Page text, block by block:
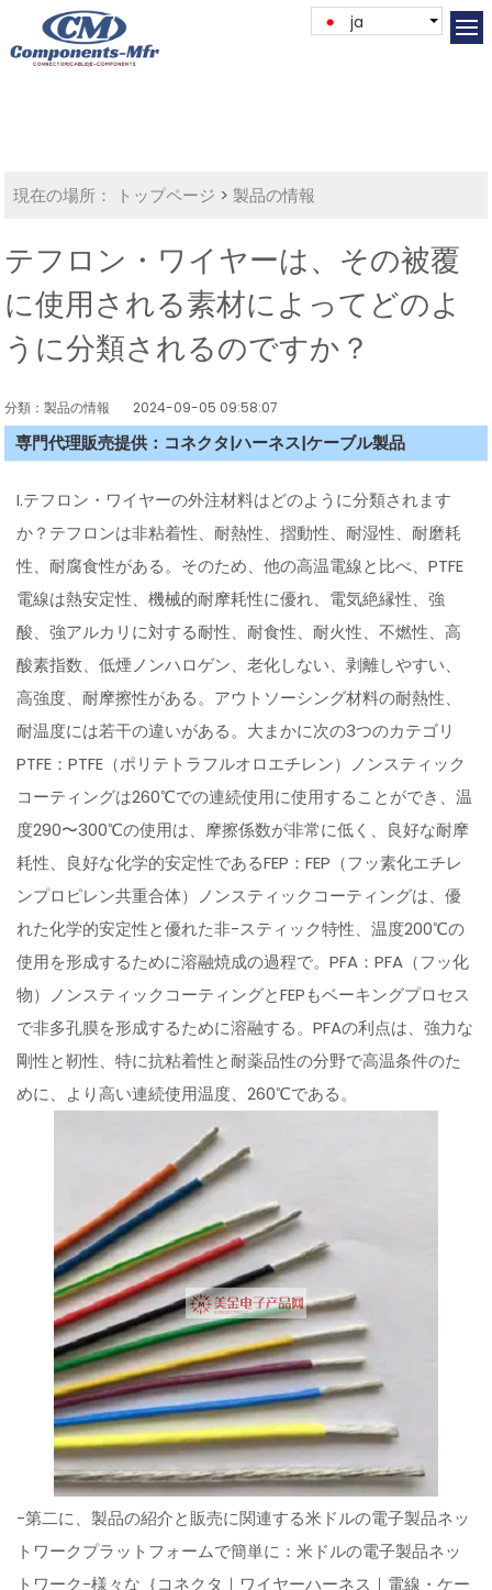
ja
現在の場所： トップページ >製品の情報
テフロン・ワイヤーは、その被覆
に使用される素材によってどのよ
うに分類されるのですか？
分類：製品の情報 2024-09-05 09:58:07
専門代理販売提供：コネクタ|ハーネス|ケーブル製品
I.テフロン・ワイヤーの外注材料はどのように分類されます
か？テフロンは非粘着性、耐熱性、摺動性、耐湿性、耐磨耗
性、耐腐食性がある。そのため、他の高温電線と比べ、PTFE
電線は熱安定性、機械的耐摩耗性に優れ、電気絶縁性、強
酸、強アルカリに対する耐性、耐食性、耐火性、不燃性、高
酸素指数、低煙ノンハロゲン、老化しない、剥離しやすい、
高強度、耐摩擦性がある。アウトソーシング材料の耐熱性、
耐温度には若干の違いがある。大まかに次の3つのカテゴリ
PTFE：PTFE（ポリテトラフルオロエチレン）ノンスティック
コーティングは260℃での連続使用に使用することができ、温
度290〜300℃の使用は、摩擦係数が非常に低く、良好な耐摩
耗性、良好な化学的安定性であるFEP：FEP（フッ素化エチレ
ンプロピレン共重合体）ノンスティックコーティングは、優
れた化学的安定性と優れた非-スティック特性、温度200℃の
使用を形成するために溶融焼成の過程で。PFA：PFA（フッ化
物）ノンスティックコーティングとFEPもベーキングプロセス
で非多孔膜を形成するために溶融する。PFAの利点は、強力な
剛性と靭性、特に抗粘着性と耐薬品性の分野で高温条件のた
めに、より高い連続使用温度、260℃である。
-第二に、製品の紹介と販売に関連する米ドルの電子製品ネッ
トワークプラットフォームで簡単に：米ドルの電子製品ネッ
トワーク-様々な｛コネクタ｜ワイヤーハーネス｜電線・ケー